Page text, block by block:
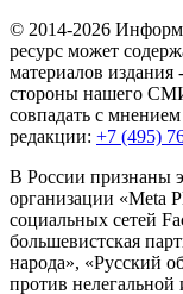
© 2014-2026
ресурс может
материалов издания
стороны нашего
совпадать с
редакции: +7 (495)
В России признаны
организации «Meta
социальных сетей
большевистская
народа», «Русский
против